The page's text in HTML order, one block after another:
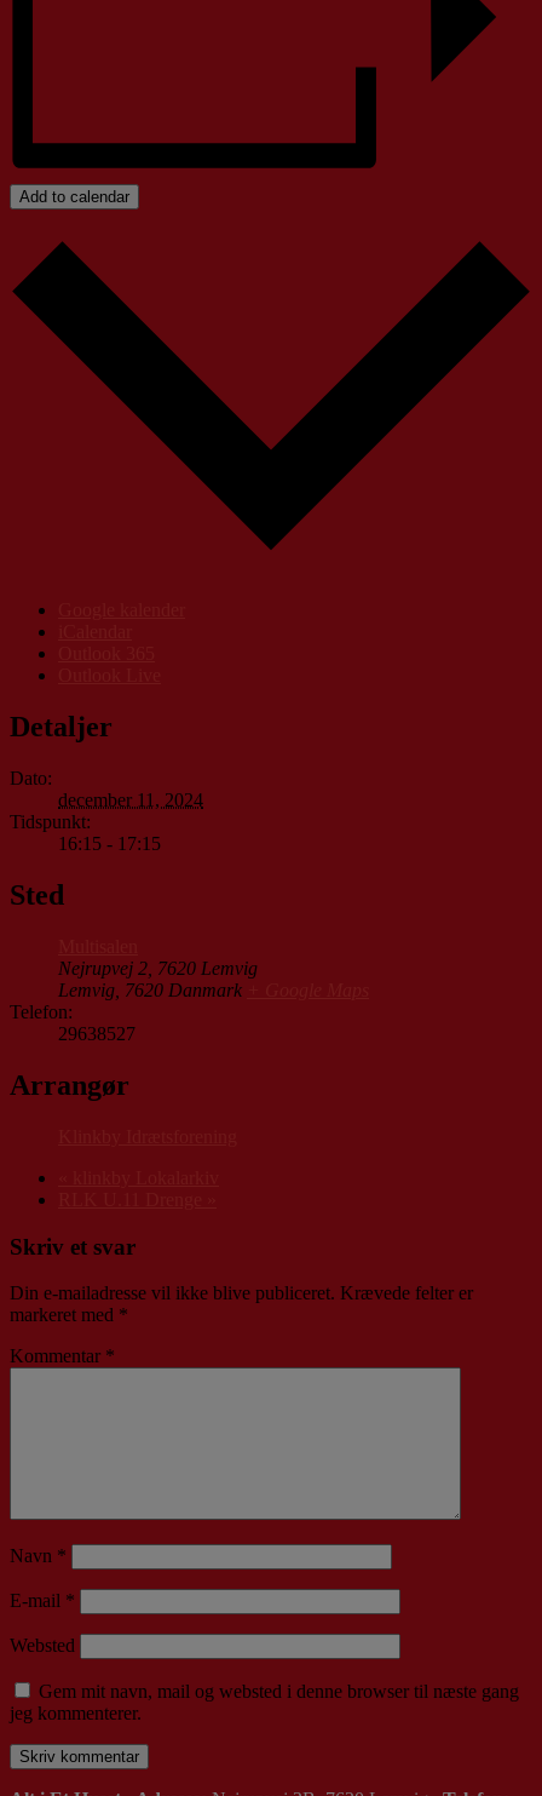
Add to calendar
Detaljer
Dato:
december 11, 2024
Tidspunkt:
16:15 - 17:15
Sted
Nejrupvej 2, 7620 Lemvig
Lemvig 7620 Danmark
Telefon:
29638527
Arrangør
Skriv et svar
Din e-mailadresse vil ikke blive publiceret. Krævede felter er
markeret med *
Kommentar *
Navn *
E-mail *
Websted
Gem mit navn, mail og websted i denne browser til næste gang
jeg kommenterer.